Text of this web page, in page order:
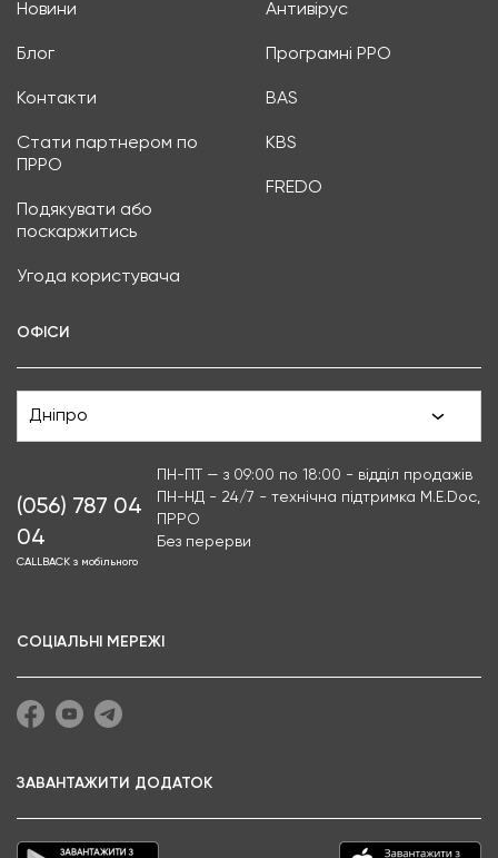
Новини
Блог
Контакти
Стати партнером по
ПРРО
Подякувати або
поскаржитись
Угода користувача
Антивірус
Програмні РРО
BAS
KBS
FREDO
ОФІСИ
Дніпро
(056) 787 04
04
CALLBACK з мобільного
ПН-ПТ — з 09:00 по 18:00 - відділ продажів
ПН-НД - 24/7 - технічна підтримка M.E.Doc,
ПРРО
Без перерви
СОЦІАЛЬНІ МЕРЕЖІ
ЗАВАНТАЖИТИ ДОДАТОК